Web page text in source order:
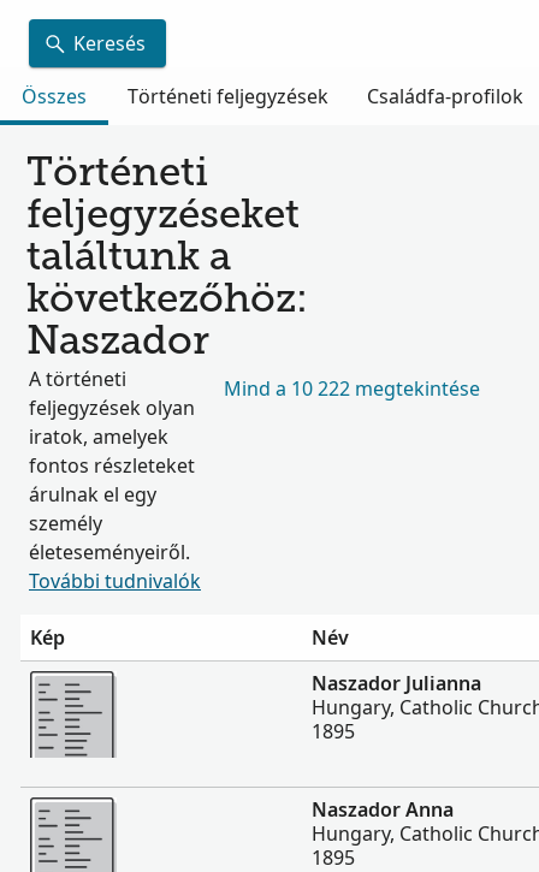
Keresés
Összes
Történeti feljegyzések Családfa-profilok
Történeti
feljegyzéseket
találtunk a
következőhöz:
Naszador
A történeti
feljegyzések olyan
iratok, amelyek
fontos részleteket
árulnak el egy
személy
életeseményeiről.
További tudnivalók
Mind a 10 222 megtekintése
Kép
Név
Több
Naszador Julianna
Hungary, Catholic
1895
Több
Naszador Anna
Hungary, Catholic
1895